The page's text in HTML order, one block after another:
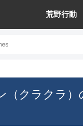
荒野行動
（クラクラ